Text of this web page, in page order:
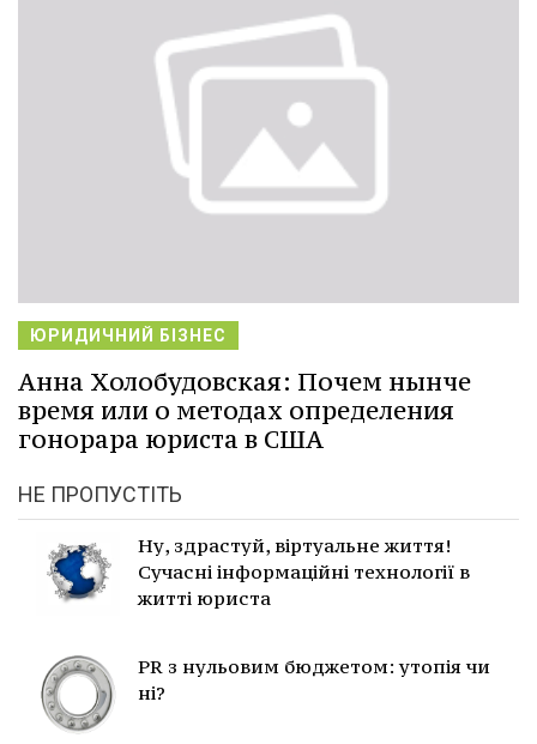
ЮРИДИЧНИЙ БІЗНЕС
Анна Холобудовская: Почем нынче
время или о методах определения
гонорара юриста в США
НЕ ПРОПУСТІТЬ
Ну, здрастуй, віртуальне життя!
Сучасні інформаційні технології в
житті юриста
PR з нульовим бюджетом: утопія чи
ні?